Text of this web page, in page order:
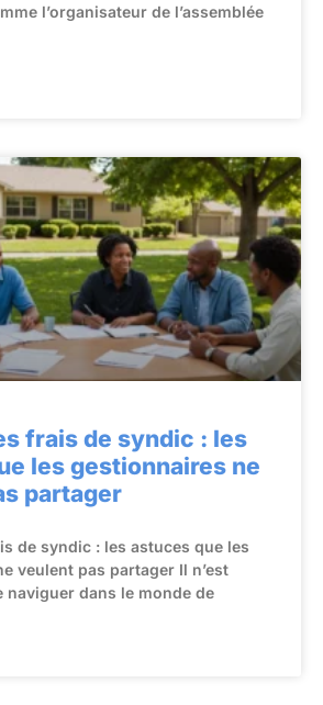
l’organisateur de l’assemblée
frais de syndic : les
les gestionnaires ne
partager
de syndic : les astuces que les
veulent pas partager Il n’est
naviguer dans le monde de